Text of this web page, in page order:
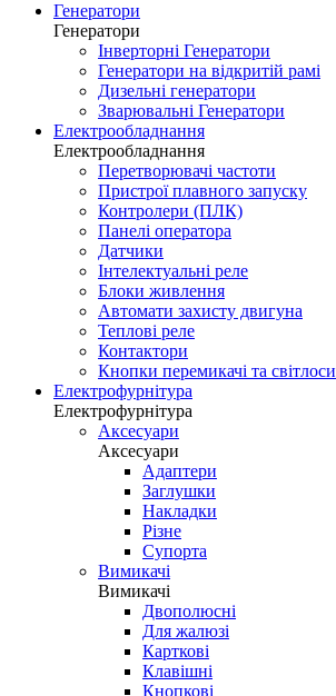
Генератори
Генератори
Інверторні Генератори
Генератори на відкритій рамі
Дизельні генератори
Зварювальні Генератори
Електрообладнання
Електрообладнання
Перетворювачі частоти
Пристрої плавного запуску
Контролери (ПЛК)
Панелі оператора
Датчики
Інтелектуальні реле
Блоки живлення
Автомати захисту двигуна
Теплові реле
Контактори
Кнопки перемикачі та
Електрофурнітура
Електрофурнітура
Аксесуари
Аксесуари
Адаптери
Заглушки
Накладки
Різне
Супорта
Вимикачі
Вимикачі
Двополюсні
Для жалюзі
Карткові
Клавішні
Кнопкові